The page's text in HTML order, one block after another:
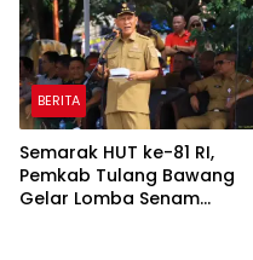
BERITA
Semarak HUT ke-81 RI,
Pemkab Tulang Bawang
Gelar Lomba Senam